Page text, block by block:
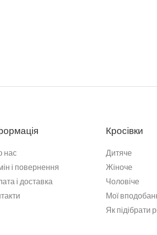
нас
і повернення
і доставка
Кросівки
Дитяче
Жіноче
Чоловіче
Мої
Як підібрати